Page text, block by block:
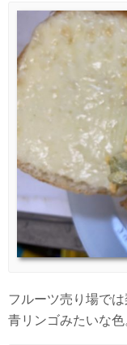
フルーツ売り場では
青リンゴみたいな色